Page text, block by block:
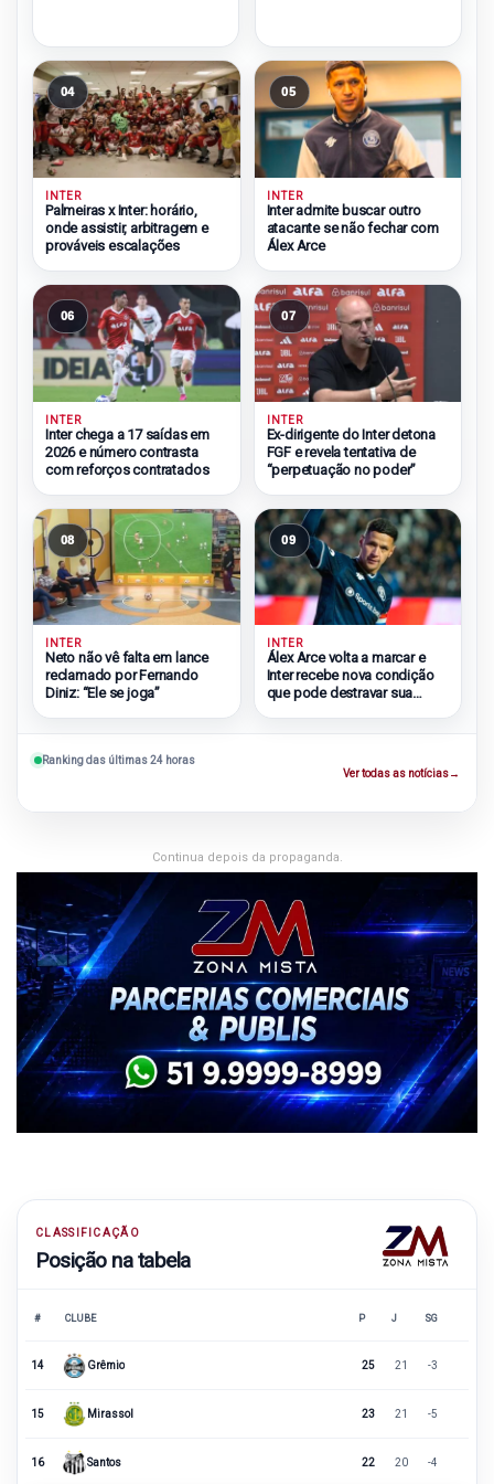
04
INTER
Palmeiras x Inter: horário,
onde assistir, arbitragem e
prováveis escalações
05
INTER
Inter admite buscar outro
atacante se não fechar com
Álex Arce
06
INTER
Inter chega a 17 saídas em
2026 e número contrasta
com reforços contratados
07
INTER
Ex-dirigente do Inter detona
FGF e revela tentativa de
“perpetuação no poder”
08
INTER
Neto não vê falta em lance
reclamado por Fernando
Diniz: “Ele se joga”
09
INTER
Álex Arce volta a marcar e
Inter recebe nova condição
que pode destravar sua
Ranking das últimas 24 horas
Ver todas as notícias→
Continua depois da propaganda.
CLASSIFICAÇÃO
Posição na tabela
# CLUBE P J SG
14 Grêmio 25 21 -3
15 Mirassol 23 21 -5
16 Santos 22 20 -4